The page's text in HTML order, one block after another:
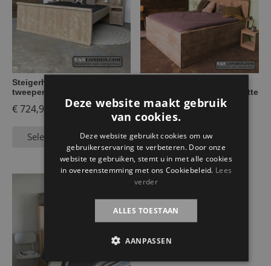
Steigerhouten
tweepersoonsbed Max
€724,95
Selecteer opties
tweepersoonsbed Lieselotte
€399,95
Selecteer opties
Deze website maakt gebruik
van cookies.
Deze website gebruikt cookies om uw
gebruikerservaring te verbeteren. Door onze
website te gebruiken, stemt u in met alle cookies
in overeenstemming met ons Cookiebeleid. Lees
verder
ALLES TOESTAAN
AANPASSEN